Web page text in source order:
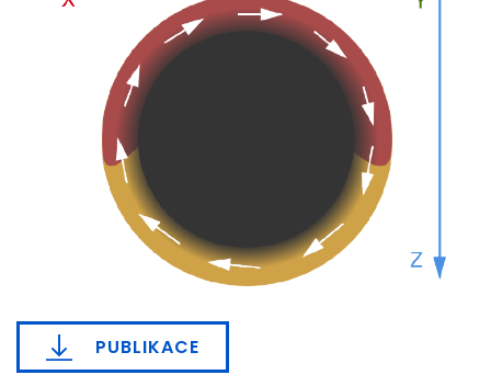
PUBLIKACE